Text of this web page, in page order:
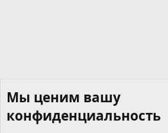
Мы ценим вашу
конфиденциальность